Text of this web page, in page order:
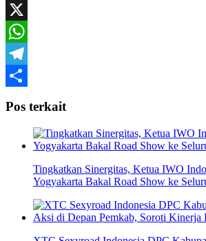
Mail
Facebook
X
WhatsApp
Telegram
Pos terkait
Tingkatkan Sinergitas, Ketua IWO
Yogyakarta Bakal Road Show ke